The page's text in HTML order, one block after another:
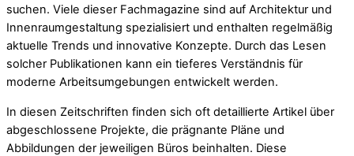
suchen. Viele dieser Fachmagazine sind auf Architektur und
Innenraumgestaltung spezialisiert und enthalten regelmäßig
aktuelle Trends und innovative Konzepte. Durch das Lesen
solcher Publikationen kann ein tieferes Verständnis für
moderne Arbeitsumgebungen entwickelt werden.
In diesen Zeitschriften finden sich oft detaillierte Artikel über
abgeschlossene Projekte, die prägnante Pläne und
Abbildungen der jeweiligen Büros beinhalten. Diese